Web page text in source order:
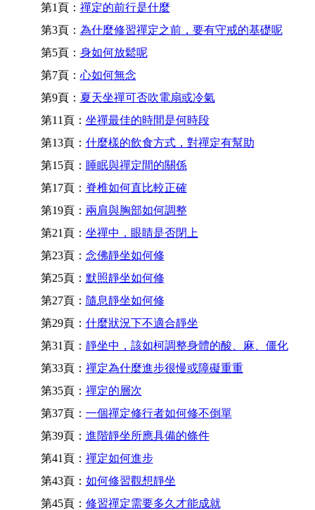
第1頁： 禪定的前行是什麼
第3頁： 為什麼修習禪定之前，要有守戒的基礎呢
第5頁： 身如何放鬆呢
第7頁： 心如何無念
第9頁： 夏天坐禪可否吹電扇或冷氣
第11頁： 坐禪最佳的時間是何時段
第13頁： 什麼樣的飲食方式，對禪定有幫助
第15頁： 睡眠與禪定間的關係
第17頁： 脊椎如何直比較正確
第19頁： 兩肩與胸部如何調整
第21頁： 坐禪中，眼睛是否閉上
第23頁： 念佛靜坐如何修
第25頁： 默照靜坐如何修
第27頁： 隨息靜坐如何修
第29頁： 什麼狀況下不適合靜坐
第31頁： 靜坐中，該如柯調整身體的酸、麻、僵化
第33頁： 禪定為什麼進步很慢或障礙重重
第35頁： 禪定的層次
第37頁： 一個禪定修行者如何修不倒單
第39頁： 進階靜坐所應具備的條件
第41頁： 禪定如何進步
第43頁： 如何修習觀想靜坐
第45頁： 修習禪定需要多久才能成就